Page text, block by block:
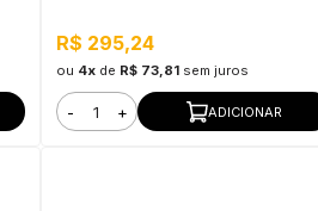
R$ 295,24
ou 4xde R$ 73,81 sem juros
- + ADICIONAR